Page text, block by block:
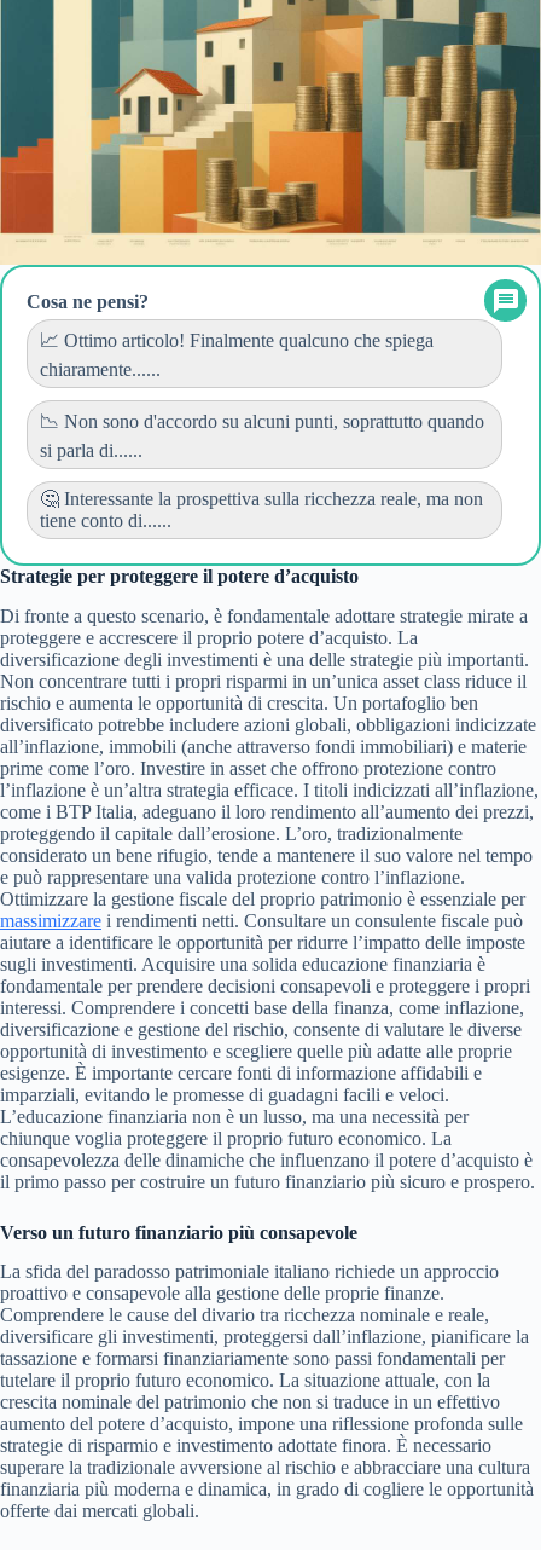
Cosa ne pensi?
📈 Ottimo articolo! Finalmente qualcuno che spiega
chiaramente......
📉 Non sono d'accordo su alcuni punti, soprattutto quando
si parla di......
🤔 Interessante la prospettiva sulla ricchezza reale, ma non
tiene conto di......
Strategie per proteggere il potere d’acquisto
Di fronte a questo scenario, è fondamentale adottare strategie mirate a
proteggere e accrescere il proprio potere d’acquisto. La
diversificazione degli investimenti è una delle strategie più importanti.
Non concentrare tutti i propri risparmi in un’unica asset class riduce il
rischio e aumenta le opportunità di crescita. Un portafoglio ben
diversificato potrebbe includere azioni globali, obbligazioni indicizzate
all’inflazione, immobili (anche attraverso fondi immobiliari) e materie
prime come l’oro. Investire in asset che offrono protezione contro
l’inflazione è un’altra strategia efficace. I titoli indicizzati all’inflazione,
come i BTP Italia, adeguano il loro rendimento all’aumento dei prezzi,
proteggendo il capitale dall’erosione. L’oro, tradizionalmente
considerato un bene rifugio, tende a mantenere il suo valore nel tempo
e può rappresentare una valida protezione contro l’inflazione.
Ottimizzare la gestione fiscale del proprio patrimonio è essenziale per
massimizzare i rendimenti netti. Consultare un consulente fiscale può
aiutare a identificare le opportunità per ridurre l’impatto delle imposte
sugli investimenti. Acquisire una solida educazione finanziaria è
fondamentale per prendere decisioni consapevoli e proteggere i propri
interessi. Comprendere i concetti base della finanza, come inflazione,
diversificazione e gestione del rischio, consente di valutare le diverse
opportunità di investimento e scegliere quelle più adatte alle proprie
esigenze. È importante cercare fonti di informazione affidabili e
imparziali, evitando le promesse di guadagni facili e veloci.
L’educazione finanziaria non è un lusso, ma una necessità per
chiunque voglia proteggere il proprio futuro economico. La
consapevolezza delle dinamiche che influenzano il potere d’acquisto è
il primo passo per costruire un futuro finanziario più sicuro e prospero.
Verso un futuro finanziario più consapevole
La sfida del paradosso patrimoniale italiano richiede un approccio
proattivo e consapevole alla gestione delle proprie finanze.
Comprendere le cause del divario tra ricchezza nominale e reale,
diversificare gli investimenti, proteggersi dall’inflazione, pianificare la
tassazione e formarsi finanziariamente sono passi fondamentali per
tutelare il proprio futuro economico. La situazione attuale, con la
crescita nominale del patrimonio che non si traduce in un effettivo
aumento del potere d’acquisto, impone una riflessione profonda sulle
strategie di risparmio e investimento adottate finora. È necessario
superare la tradizionale avversione al rischio e abbracciare una cultura
finanziaria più moderna e dinamica, in grado di cogliere le opportunità
offerte dai mercati globali.